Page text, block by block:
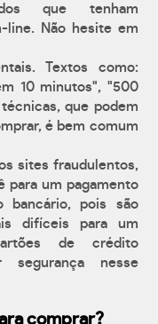
que tenham
line. Não hesite em
Textos como:
10 minutos", "500
que podem
é bem comum
sites fraudulentos,
para um pagamento
bancário, pois são
difíceis para um
de crédito
segurança nesse
comprar?